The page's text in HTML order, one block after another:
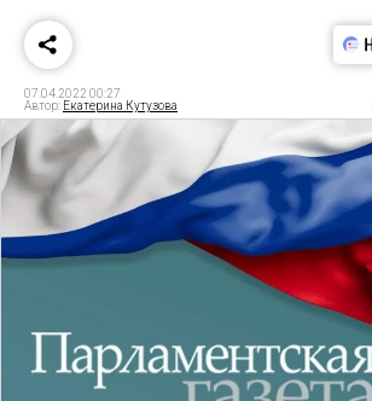
07.04.2022 00:27
Автор: Екатерина Кутузова